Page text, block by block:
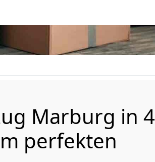
Marburg in 4
perfekten